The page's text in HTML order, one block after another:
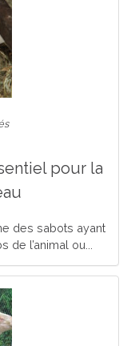
pour la
des sabots ayant
l’animal ou...